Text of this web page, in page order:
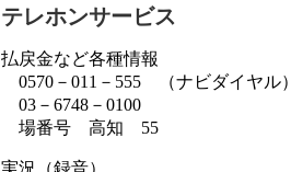
テレホンサービス
払戻金など各種情報
0570－011－555 （ナビダイヤル）
03－6748－0100
場番号 高知 55
実況（録音）